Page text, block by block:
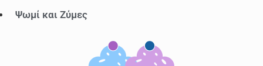
Ψωμί και Ζύμες